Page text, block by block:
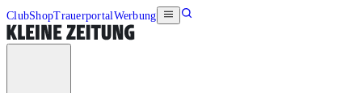
ClubShopTrauerportalWerbung